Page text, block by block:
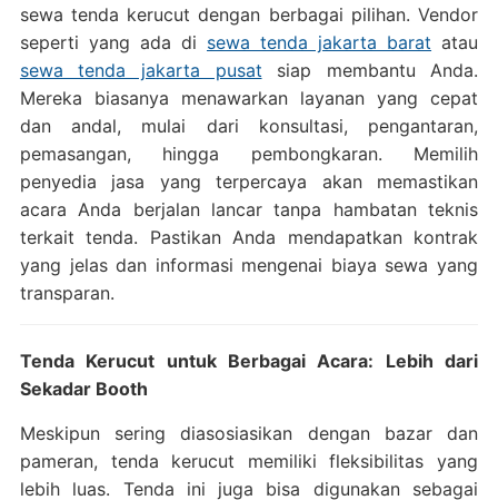
sewa tenda kerucut dengan berbagai pilihan. Vendor
seperti yang ada di sewa tenda jakarta barat atau
sewa tenda jakarta pusat siap membantu Anda.
Mereka biasanya menawarkan layanan yang cepat
dan andal, mulai dari konsultasi, pengantaran,
pemasangan, hingga pembongkaran. Memilih
penyedia jasa yang terpercaya akan memastikan
acara Anda berjalan lancar tanpa hambatan teknis
terkait tenda. Pastikan Anda mendapatkan kontrak
yang jelas dan informasi mengenai biaya sewa yang
transparan.
Tenda Kerucut untuk Berbagai Acara: Lebih dari
Sekadar Booth
Meskipun sering diasosiasikan dengan bazar dan
pameran, tenda kerucut memiliki fleksibilitas yang
lebih luas. Tenda ini juga bisa digunakan sebagai